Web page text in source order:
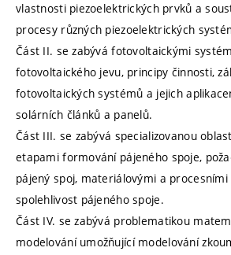
vlastnosti piezoelektrických prvků a
procesy různých piezoelektrických
Část II. se zabývá fotovoltaickými
fotovoltaického jevu, principy činnosti,
fotovoltaických systémů a jejich
solárních článků a panelů.
Část III. se zabývá specializovanou
etapami formování pájeného spoje,
pájený spoj, materiálovými a
spolehlivost pájeného spoje.
Část IV. se zabývá problematikou
modelování umožňující modelování